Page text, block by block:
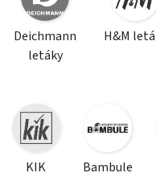
Deichmann
letáky
H&M
KIK
Bambule